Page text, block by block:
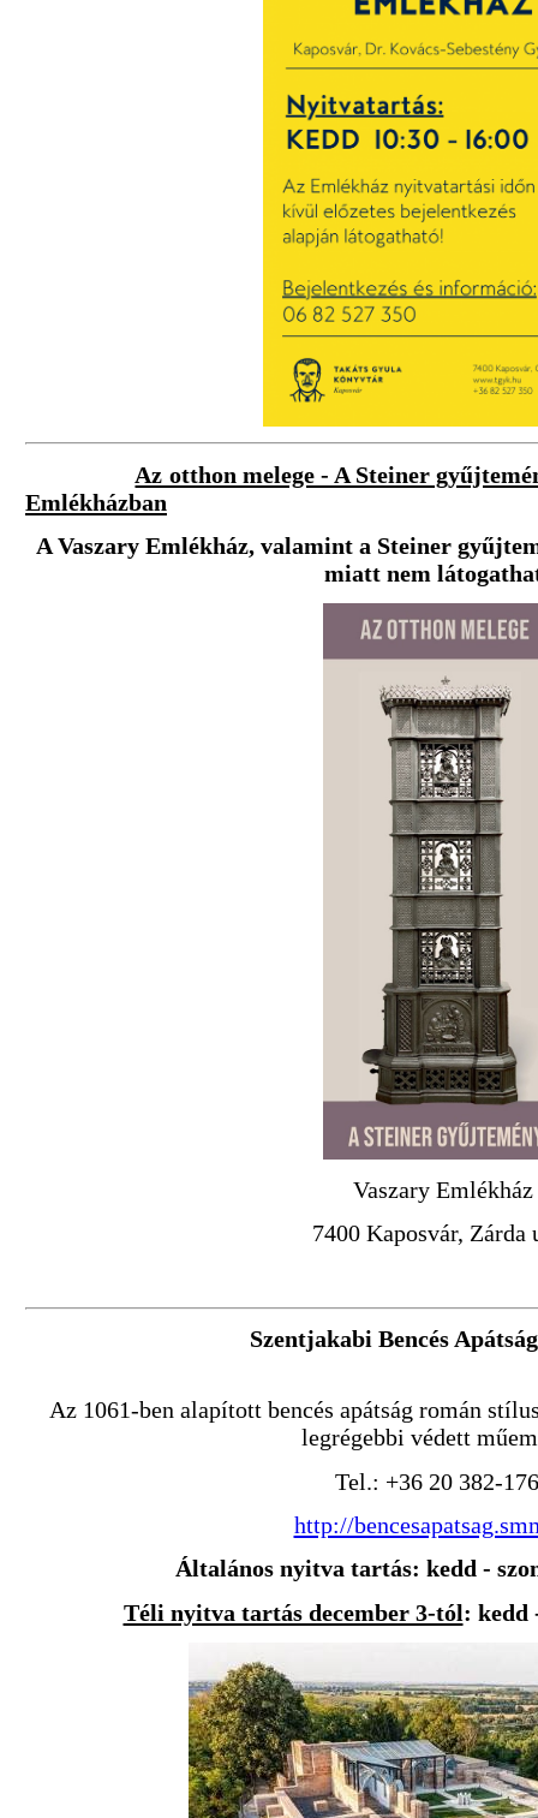
Az otthon melege - A Steiner
Emlékházban
A Vaszary Emlékház, valamint a Steiner
miatt nem
Vaszary Emlékház
7400 Kaposvár, Zárda
Szentjakabi Bencés
Az 1061-ben alapított bencés apátság román
legrégebbi védett
Tel.: +36 20 382-
http://
Általános nyitva tartás: kedd -
Téli nyitva tartás december 3-tól: kedd